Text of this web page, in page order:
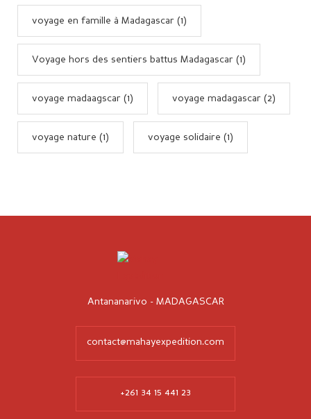
voyage en famille à Madagascar (1)
Voyage hors des sentiers battus Madagascar (1)
voyage madaagscar (1) voyage madagascar (2)
voyage nature (1) voyage solidaire (1)
Antananarivo - MADAGASCAR
contact@mahayexpedition.com
+261 34 15 441 23